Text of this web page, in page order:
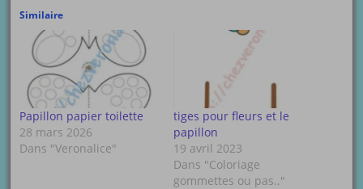
Similaire
Papillon papier toilette
28 mars 2026
Dans "Veronalice"
tiges pour fleurs et le
papillon
19 avril 2023
Dans "Coloriage
gommettes ou pas.."